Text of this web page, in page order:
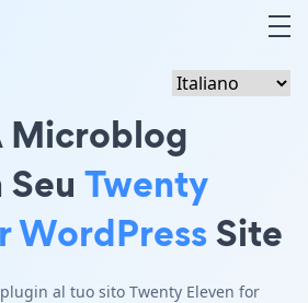
Microblog
Twenty
WordPressSite
al tuo sito Twenty Eleven for